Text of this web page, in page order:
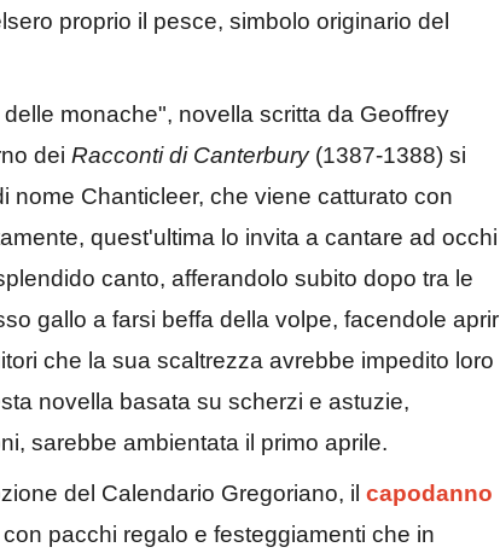
proprio il pesce, simbolo originario del
monache", novella scritta da Geoffrey
deiRacconti di Canterbury(1387-1388) si
nome Chanticleer, che viene catturato con
quest'ultima lo invita a cantare ad occhi
canto, afferandolo subito dopo tra le
gallo a farsi beffa della volpe, facendole aprir
che la sua scaltrezza avrebbe impedito loro
novella basata su scherzi e astuzie,
sarebbe ambientata il primo aprile.
del Calendario Gregoriano, ilcapodanno
pacchi regalo e festeggiamenti che in